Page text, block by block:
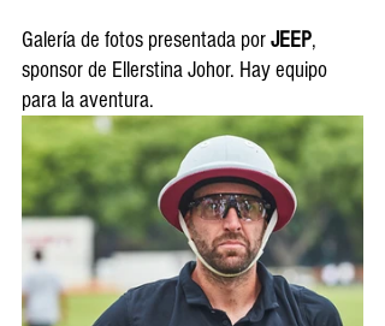
Galería de fotos presentada por JEEP,
sponsor de Ellerstina Johor. Hay equipo
para la aventura.